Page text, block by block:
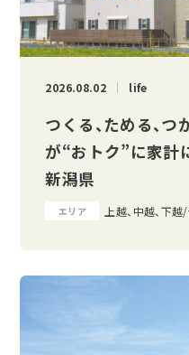
2026.08.02 life
つくる、ためる、
が“おトク”に家計
新潟県
エリア 上越、中越、下